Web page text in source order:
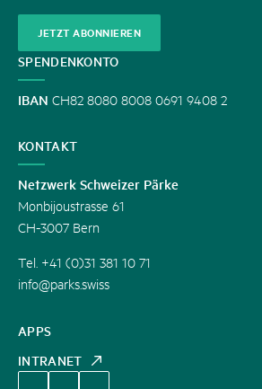
APPS
INTRANET
JETZT ABONNIEREN
SPENDENKONTO
IBAN CH82 8080 8008 0691 9408 2
KONTAKT
Netzwerk Schweizer Pärke
Monbijoustrasse 61
CH-3007 Bern
Tel. +41 (0)31 381 10 71
info@parks.swiss